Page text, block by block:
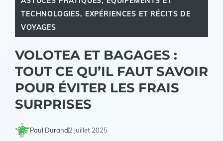
TECHNOLOGIES, EXPÉRIENCES ET RÉCITS DE
VOYAGES
VOLOTEA ET BAGAGES :
TOUT CE QU’IL FAUT SAVOIR
POUR ÉVITER LES FRAIS
SURPRISES
Paul Durand2 juillet 2025